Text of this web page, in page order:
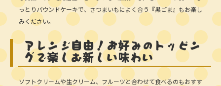
っとりパウンドケーキで、さつまいもによく合う『黒ごま』もお楽し
みください。
アレンジ自由！お好みのトッピン
グで楽しむ新しい味わい
ソフトクリームや生クリーム、フルーツと合わせて食べるのもおすす